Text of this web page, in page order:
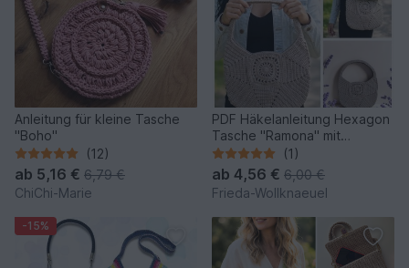
Anleitung für kleine Tasche
"Boho"
(12)
ab 5,16 € 6,79 €
ChiChi-Marie
PDF Häkelanleitung Hexagon
Tasche "Ramona" mit
Mandala Granny Square
(1)
ab 4,56 € 6,00 €
Frieda-Wollknaeuel
-15%